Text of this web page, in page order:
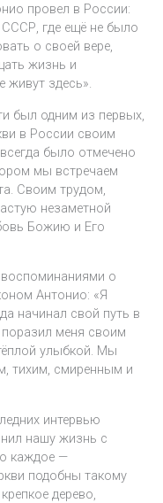
провел в России:
где ещё не было
о своей вере,
жизнь и
живут здесь».
был одним из первых,
в России своим
было отмечено
мы встречаем
Своим трудом,
незаметной
Божию и Его
о
Антонио: «Я
начинал свой путь в
поразил меня своим
улыбкой. Мы
тихим, смиренным и
интервью
нашу жизнь с
каждое —
подобны такому
дерево,